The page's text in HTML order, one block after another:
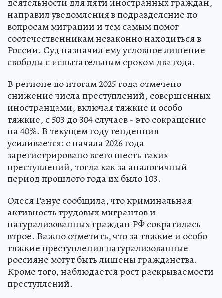
деятельности для пяти иностранных граждан,
направил уведомления в подразделение по
вопросам миграции и тем самым помог
соотечественникам незаконно находиться в
России. Суд назначил ему условное лишение
свободы с испытательным сроком два года.
В регионе по итогам 2025 года отмечено
снижение числа преступлений, совершенных
иностранцами, включая тяжкие и особо
тяжкие, с 503 до 304 случаев - это сокращение
на 40%. В текущем году тенденция
усиливается: с начала 2026 года
зарегистрировано всего шесть таких
преступлений, тогда как за аналогичный
период прошлого года их было 103.
Олеся Ганус сообщила, что криминальная
активность трудовых мигрантов и
натурализованных граждан РФ сократилась
втрое. Важно отметить, что за тяжкие и особо
тяжкие преступления натурализованные
россияне могут быть лишены гражданства.
Кроме того, наблюдается рост раскрываемости
преступлений.